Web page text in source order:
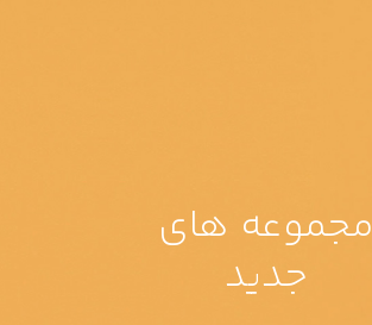
مجموعه های
جدید